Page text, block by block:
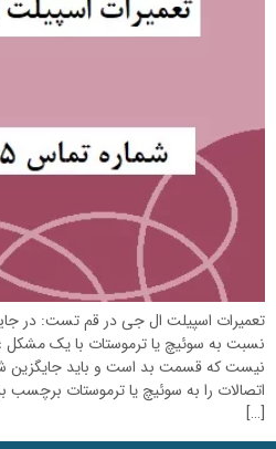
تعمیرات اسپیلت ال جی در قم تست: در
نسبت به سوئیچ یا ترموستات با یک مشکل
نیست که قسمت بد است و باید جایگزین
اتصالات را به سوئیچ یا ترموستات برچسب
[…]